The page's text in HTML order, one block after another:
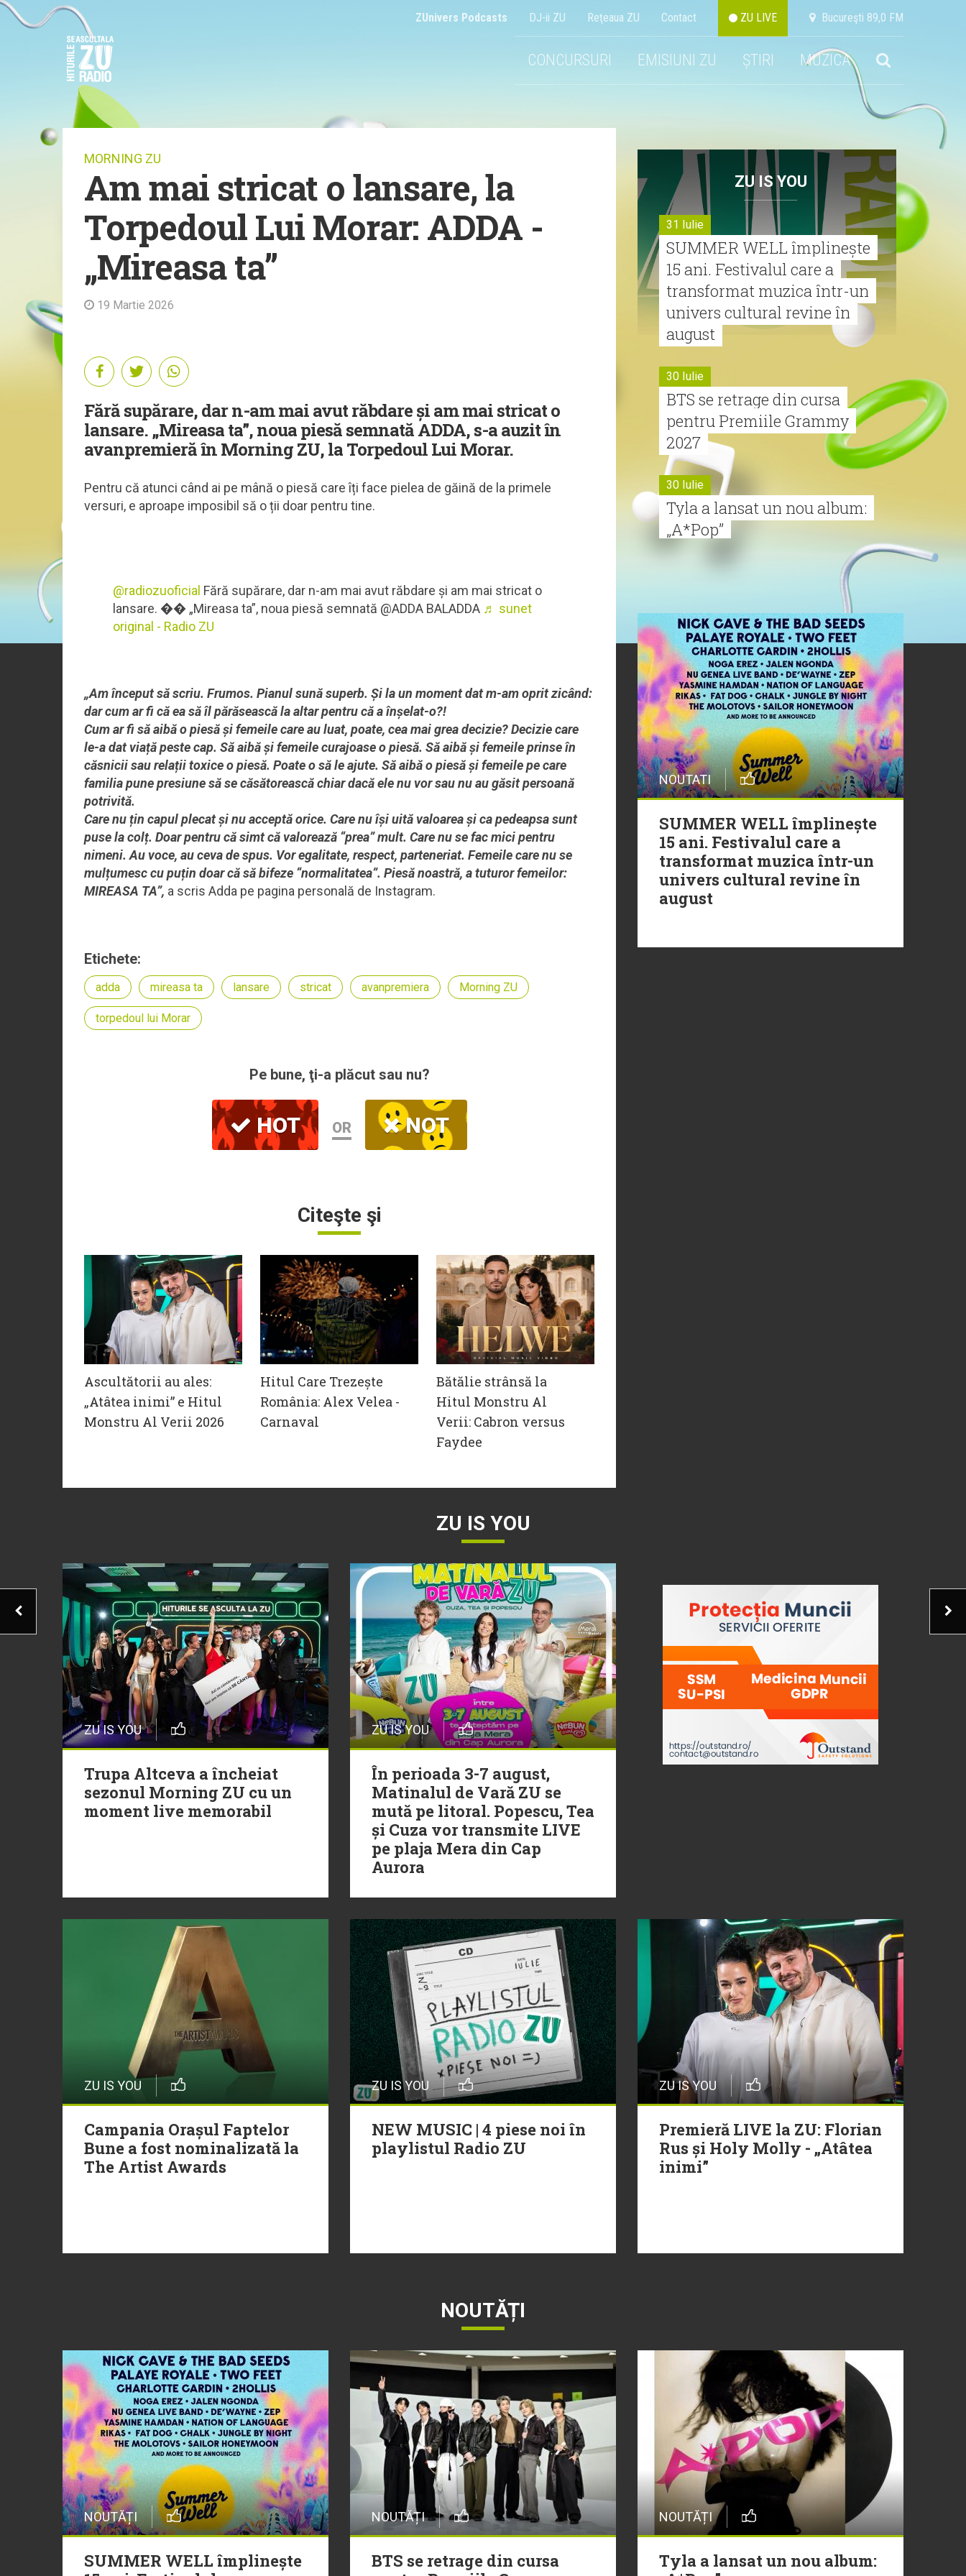
ZUnivers Podcasts DJ-ii ZU Reţeaua ZU Contact ZU LIVE Bucureşti 89,0 FM
CONCURSURI EMISIUNI ZU ȘTIRI MUZICA
MORNING ZU
Am mai stricat o lansare, la
Torpedoul Lui Morar: ADDA -
„Mireasa ta”
19 Martie 2026
Fără supărare, dar n-am mai avut răbdare și am mai stricat o
lansare. „Mireasa ta”, noua piesă semnată ADDA, s-a auzit în
avanpremieră în Morning ZU, la Torpedoul Lui Morar.
Pentru că atunci când ai pe mână o piesă care îți face pielea de găină de la primele
versuri, e aproape imposibil să o ții doar pentru tine.
@radiozuoficial Fără supărare, dar n-am mai avut răbdare și am mai stricat o
lansare. �� „Mireasa ta”, noua piesă semnată @ADDA BALADDA ♬ sunet
original - Radio ZU
„Am început să scriu. Frumos. Pianul sună superb. Și la un moment dat m-am oprit zicând:
dar cum ar fi că ea să îl părăsească la altar pentru că a înșelat-o?!
Cum ar fi să aibă o piesă și femeile care au luat, poate, cea mai grea decizie? Decizie care
le-a dat viață peste cap. Să aibă și femeile curajoase o piesă. Să aibă și femeile prinse în
căsnicii sau relații toxice o piesă. Poate o să le ajute. Să aibă o piesă și femeile pe care
familia pune presiune să se căsătorească chiar dacă ele nu vor sau nu au găsit persoană
potrivită.
Care nu țin capul plecat și nu acceptă orice. Care nu își uită valoarea și ca pedeapsa sunt
puse la colț. Doar pentru că simt că valorează “prea” mult. Care nu se fac mici pentru
nimeni. Au voce, au ceva de spus. Vor egalitate, respect, parteneriat. Femeile care nu se
mulțumesc cu puțin doar că să bifeze “normalitatea”. Piesă noastră, a tuturor femeilor:
MIREASA TA”, a scris Adda pe pagina personală de Instagram.
Etichete:
adda mireasa ta lansare stricat avanpremiera Morning ZU
torpedoul lui Morar
Pe bune, ţi-a plăcut sau nu?
HOT OR NOT
Citeşte şi
Ascultătorii au ales:
„Atâtea inimi” e Hitul
Monstru Al Verii 2026
Hitul Care Trezește
România: Alex Velea -
Carnaval
Bătălie strânsă la
Hitul Monstru Al
Verii: Cabron versus
Faydee
ZU IS YOU
31 Iulie
SUMMER WELL împlinește
15 ani. Festivalul care a
transformat muzica într-un
univers cultural revine în
august
30 Iulie
BTS se retrage din cursa
pentru Premiile Grammy
2027
30 Iulie
Tyla a lansat un nou album:
„A*Pop”
Alexia lansează videoclipul
oficial pentru „Nu mai am
nume”
29 Iulie
Trupa Altceva a încheiat
sezonul Morning ZU cu un
moment live memorabil
29 Iulie
NEW MUSIC | 5 piese noi în
playlistul Radio ZU
NOUTATI
SUMMER WELL împlinește
15 ani. Festivalul care a
transformat muzica într-un
univers cultural revine în
august
ZU IS YOU
ZU IS YOU
Trupa Altceva a încheiat
sezonul Morning ZU cu un
moment live memorabil
ZU IS YOU
În perioada 3-7 august,
Matinalul de Vară ZU se
mută pe litoral. Popescu, Tea
și Cuza vor transmite LIVE
pe plaja Mera din Cap
Aurora
ZU IS YOU
Campania Orașul Faptelor
Bune a fost nominalizată la
The Artist Awards
ZU IS YOU
NEW MUSIC | 4 piese noi în
playlistul Radio ZU
ZU IS YOU
Premieră LIVE la ZU: Florian
Rus și Holy Molly - „Atâtea
inimi”
NOUTĂȚI
NOUTĂȚI
SUMMER WELL împlinește
NOUTĂȚI
BTS se retrage din cursa
NOUTĂȚI
Tyla a lansat un nou album: